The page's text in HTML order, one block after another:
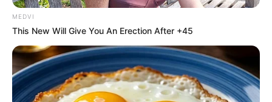
MEDVI
This New Will Give You An Erection After +45